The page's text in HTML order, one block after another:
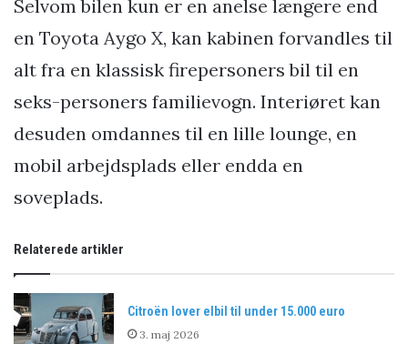
Selvom bilen kun er en anelse længere end
en Toyota Aygo X, kan kabinen forvandles til
alt fra en klassisk firepersoners bil til en
seks-personers familievogn. Interiøret kan
desuden omdannes til en lille lounge, en
mobil arbejdsplads eller endda en
soveplads.
Relaterede artikler
Citroën lover elbil til under 15.000 euro
3. maj 2026